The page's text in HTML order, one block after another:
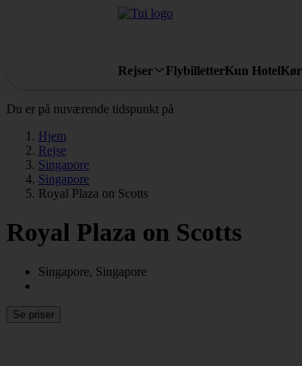
Rejser FlybilletterKun Hotel
Du er på nuværende tidspunkt på
Hjem
Rejse
Singapore
Singapore
Royal Plaza on Scotts
Royal Plaza on Scotts
Singapore, Singapore
Se priser